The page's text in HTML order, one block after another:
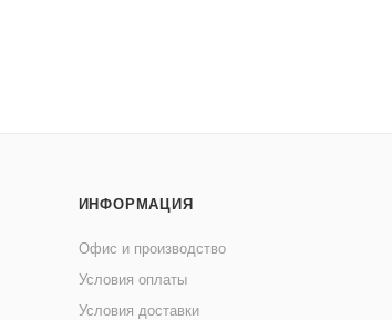
разведения, не храните долгое время. При
индивидуальной непереносимости
ИНФОРМАЦИЯ
Офис и производство
Условия оплаты
Условия доставки